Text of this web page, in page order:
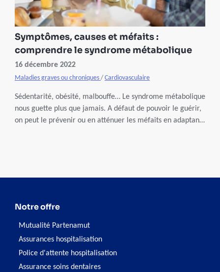
Symptômes, causes et méfaits :
comprendre le syndrome métabolique
16 décembre 2022
Maladies graves ou chroniques / Cardiovasculaire
Sédentarité, obésité, malbouffe… Le syndrome métabolique
nous guette plus que jamais. A défaut de pouvoir le guérir,
on peut le prévenir ou en atténuer les méfaits en adaptant
Notre offre
Mutualité Partenamut
Assurances hospitalisation
Police d'attente hospitalisation
Assurance soins dentaires